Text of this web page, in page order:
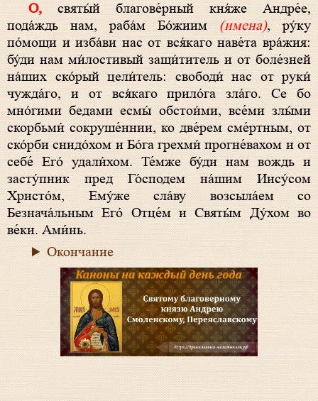
О, святы́й благове́рный кня́же Андре́е,
пода́ждь нам, раба́м Бо́жиим(имена), ру́ку
по́мощи и изба́ви нас от вся́каго наве́та вра́жия:
бу́ди нам ми́лостивый защи́титель и от боле́зней
на́ших ско́рый цели́тель: свободи́ нас от руки́
чужда́го, и от вся́каго прило́га зла́го. Се бо
мно́гими бедами есмы́ обстои́ми, все́ми злы́ми
скорбьми́ сокруше́ннии, ко две́рем сме́ртным, от
ско́рби снидо́хом и Бо́га грехми́ прогне́вахом и от
себе́ Его́ удали́хом. Те́мже бу́ди нам вождь и
засту́пник пред Го́сподем на́шим Иису́сом
Христо́м, Ему́же сла́ву возсыла́ем со
Безнача́льным Его́ Отце́м и Святы́м Ду́хом во
ве́ки. Ами́нь.
Окончание